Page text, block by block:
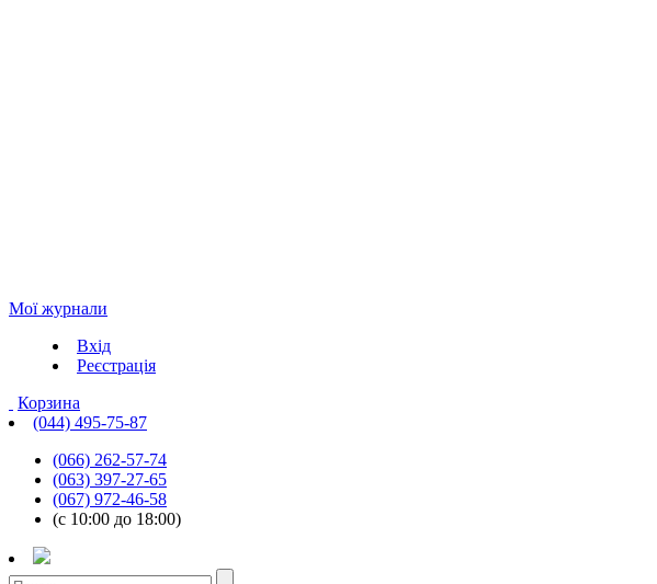
Мої журнали
Вхід
Реєстрація
Корзина
(044) 495-75-87
(066) 262-57-74
(063) 397-27-65
(067) 972-46-58
(с 10:00 до 18:00)